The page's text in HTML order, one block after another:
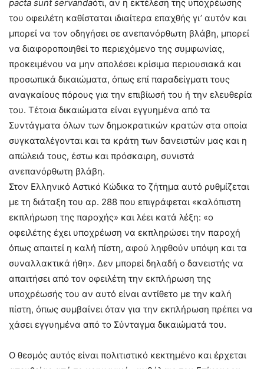
pacta sunt servandaότι, αν η εκτέλεση της υποχρέωσης
του οφειλέτη καθίσταται ιδιαίτερα επαχθής γι’ αυτόν και
μπορεί να τον οδηγήσει σε ανεπανόρθωτη βλάβη, μπορεί
να διαφοροποιηθεί το περιεχόμενο της συμφωνίας,
προκειμένου να μην απολέσει κρίσιμα περιουσιακά και
προσωπικά δικαιώματα, όπως επί παραδείγματι τους
αναγκαίους πόρους για την επιβίωσή του ή την ελευθερία
του. Τέτοια δικαιώματα είναι εγγυημένα από τα
Συντάγματα όλων των δημοκρατικών κρατών στα οποία
συγκαταλέγονται και τα κράτη των δανειστών μας και η
απώλειά τους, έστω και πρόσκαιρη, συνιστά
ανεπανόρθωτη βλάβη.
Στον Ελληνικό Αστικό Κώδικα το ζήτημα αυτό ρυθμίζεται
με τη διάταξη του αρ. 288 που επιγράφεται «καλόπιστη
εκπλήρωση της παροχής» και λέει κατά λέξη: «ο
οφειλέτης έχει υποχρέωση να εκπληρώσει την παροχή
όπως απαιτεί η καλή πίστη, αφού ληφθούν υπόψη και τα
συναλλακτικά ήθη». Δεν μπορεί δηλαδή ο δανειστής να
απαιτήσει από τον οφειλέτη την εκπλήρωση της
υποχρέωσής του αν αυτό είναι αντίθετο με την καλή
πίστη, όπως συμβαίνει όταν για την εκπλήρωση πρέπει να
χάσει εγγυημένα από το Σύνταγμα δικαιώματά του.
Ο θεσμός αυτός είναι πολιτιστικό κεκτημένο και έρχεται